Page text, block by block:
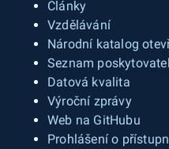
Články
Vzdělávání
Národní katalog
Seznam
Datová kvalita
Výroční zprávy
Web na GitHubu
Prohlášení o